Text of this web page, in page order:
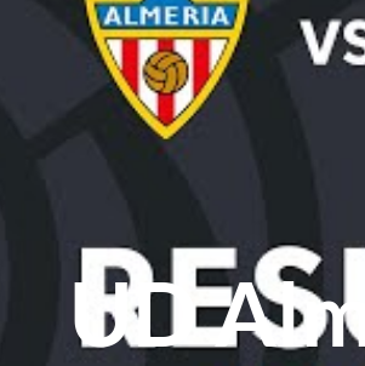
UD